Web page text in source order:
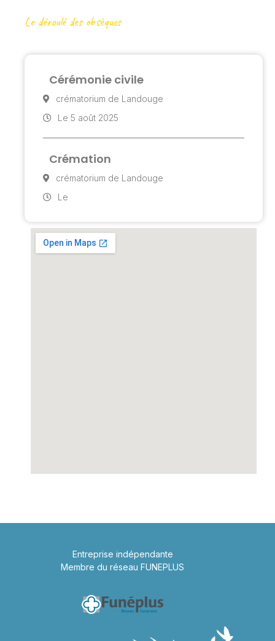
Le déroulé des obsèques
Cérémonie civile
crématorium de Landouge
Le 5 août 2025
Crémation
crématorium de Landouge
Le
Entreprise indépendante
Membre du réseau FUNEPLUS